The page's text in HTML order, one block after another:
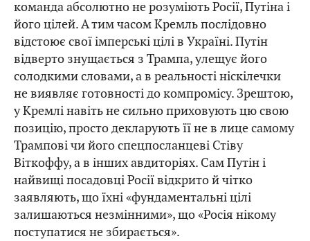
команда абсолютно не розуміють Росії, Путіна і
його цілей. А тим часом Кремль послідовно
відстоює свої імперські цілі в Україні. Путін
відверто знущається з Трампа, улещує його
солодкими словами, а в реальності ніскілечки
не виявляє готовності до компромісу. Зрештою,
у Кремлі навіть не сильно приховують цю свою
позицію, просто декларують її не в лице самому
Трампові чи його спецпосланцеві Стіву
Віткоффу, а в інших авдиторіях. Сам Путін і
найвищі посадовці Росії відкрито й чітко
заявляють, що їхні «фундаментальні цілі
залишаються незмінними», що «Росія нікому
поступатися не збирається».